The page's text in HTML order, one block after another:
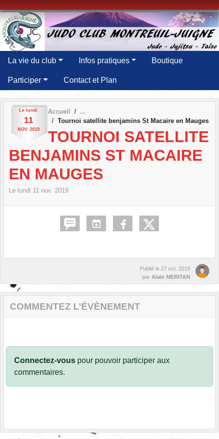
La vie du club Infos pratiques Boutique
Participer Contact et Plan
Le lundi
11
NOV. 2019
Accueil
Tournoi satellite benjamins St Macaire en Mauges
TOURNOI SATELLITE
BENJAMINS ST MACAIRE
EN MAUGES
Le lundi 11 nov. 2019
Publié le 27 oct. 2019
par Alain MERITAN
COMMENTEZ L’ÉVÈNEMENT
Connectez-vous pour pouvoir participer aux
commentaires.